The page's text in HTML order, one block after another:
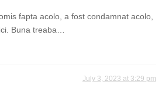
fapta acolo, a fost condamnat acolo,
Buna treaba…
July 3, 2023 at 3:29 pm